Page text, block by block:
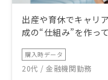
出産や育休でキャリ
成の“仕組み”を作っ
購入時データ
20代 / 金融機関勤務